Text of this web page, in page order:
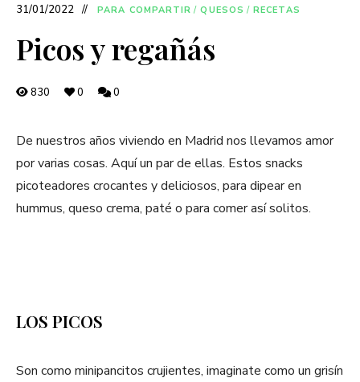
31/01/2022 PARA COMPARTIR / QUESOS / RECETAS
Picos y regañás
830 0 0
De nuestros años viviendo en Madrid nos llevamos amor
por varias cosas. Aquí un par de ellas. Estos snacks
picoteadores crocantes y deliciosos, para dipear en
hummus, queso crema, paté o para comer así solitos.
LOS PICOS
Son como minipancitos crujientes, imaginate como un grisín